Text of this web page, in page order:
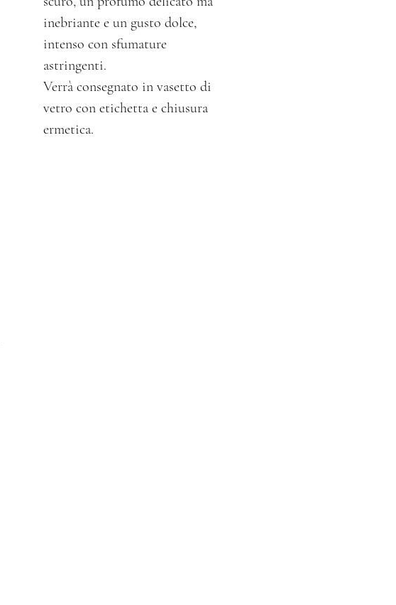
inebriante e un gusto dolce,
intenso con sfumature
astringenti.
Verrà consegnato in vasetto di
vetro con etichetta e chiusura
ermetica.